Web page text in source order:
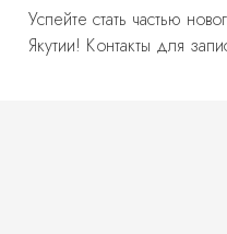
Успейте стать частью
Якутии! Контакты для